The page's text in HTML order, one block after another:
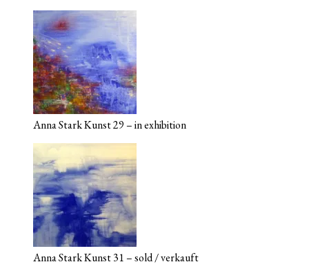
Anna Stark Kunst 29 – in exhibition
Anna Stark Kunst 31 – sold / verkauft